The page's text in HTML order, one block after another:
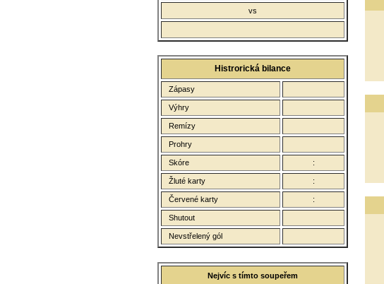
vs
Histrorická bilance
Zápasy
Výhry
Remízy
Prohry
Skóre :
Žluté karty :
Červené karty :
Shutout
Nevstřelený gól
Nejvíc s tímto soupeřem